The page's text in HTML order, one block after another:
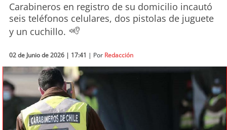
Actualidad
Entretención
Economía
Deportes
Tecnología
Carabineros en registro de su domicilio incautó
seis teléfonos celulares, dos pistolas de juguete
y un cuchillo.
02 de Junio de 2026 | 17:41 | Por Redacción